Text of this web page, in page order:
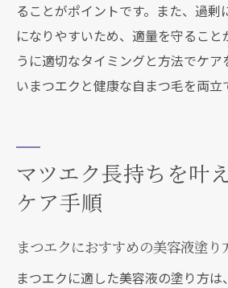
ることがポイントです。また、過剰
になりやすいため、適量を守ること
うに適切なタイミングと方法でケア
いまつエクと健康な自まつ毛を両立
マツエク長持ちを叶
ケア手順
まつエクにおすすめの美容液塗り
まつエクに適した美容液の塗り方